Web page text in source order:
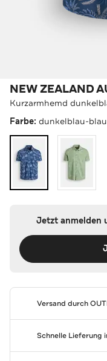
NEW ZEALAND
Kurzarmhemd
Farbe: dunkelblau-
Jetzt anmelden
Versand durch
Schnelle Lieferung